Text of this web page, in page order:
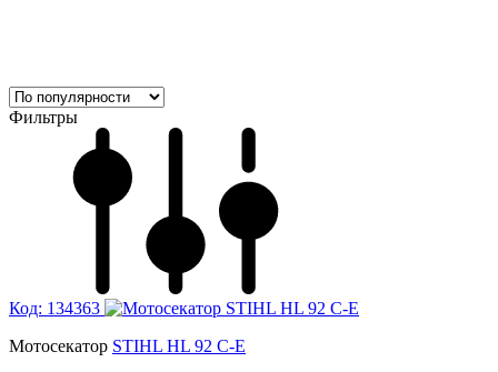
Фильтры
Код: 134363
Мотосекатор STIHL HL 92 C-E